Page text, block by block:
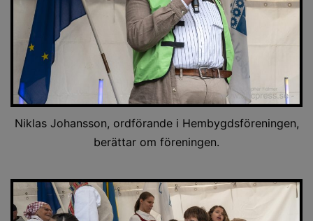
Niklas Johansson, ordförande i Hembygdsföreningen,
berättar om föreningen.